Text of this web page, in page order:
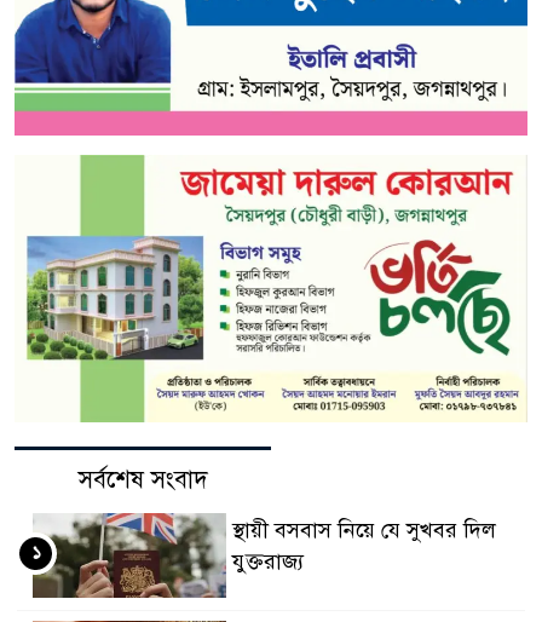
সর্বশেষ সংবাদ
স্থায়ী বসবাস নিয়ে যে সুখবর দিল
যুক্তরাজ্য
১